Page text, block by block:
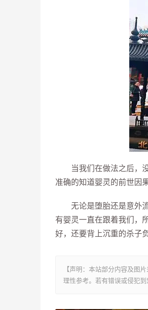
当我们在做法之后，没
准确的知道婴灵的前世因
无论是堕胎还是意外流
有婴灵一直在跟着我们，
好，还要背上沉重的杀子负
【声明：本站部分内容及图
理性参考。若有错误或侵犯